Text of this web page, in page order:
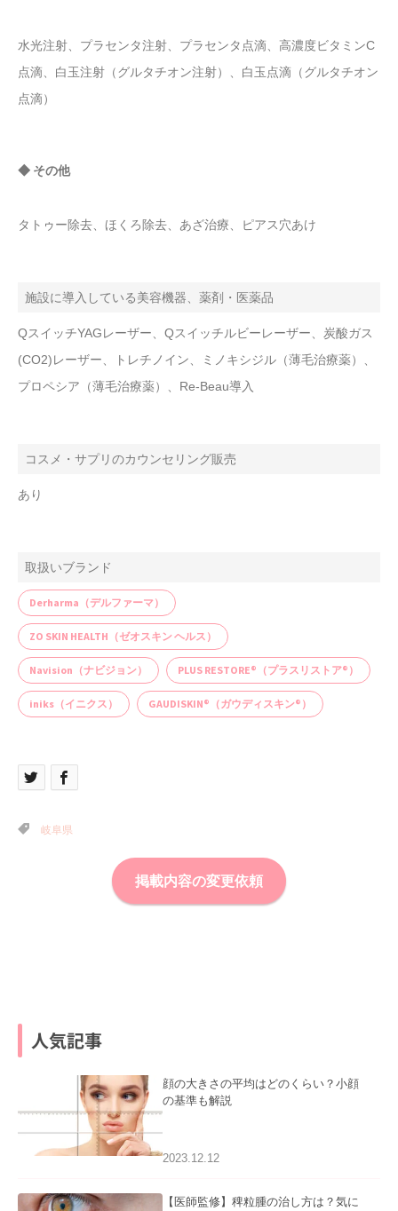
水光注射、プラセンタ注射、プラセンタ点滴、高濃度ビタミンC
点滴、白玉注射（グルタチオン注射）、白玉点滴（グルタチオン
点滴）
◆ その他
タトゥー除去、ほくろ除去、あざ治療、ピアス穴あけ
施設に導入している美容機器、薬剤・医薬品
QスイッチYAGレーザー、Qスイッチルビーレーザー、炭酸ガス
(CO2)レーザー、トレチノイン、ミノキシジル（薄毛治療薬）、
プロペシア（薄毛治療薬）、Re-Beau導入
コスメ・サプリのカウンセリング販売
あり
取扱いブランド
Derharma（デルファーマ）
ZO SKIN HEALTH（ゼオスキン ヘルス）
Navision（ナビジョン） PLUS RESTORE®（プラスリストア®）
iniks（イニクス） GAUDISKIN®（ガウディスキン®）
岐阜県
掲載内容の変更依頼
人気記事
顔の大きさの平均はどのくらい？小顔
の基準も解説
2023.12.12
【医師監修】稗粒腫の治し方は？気に